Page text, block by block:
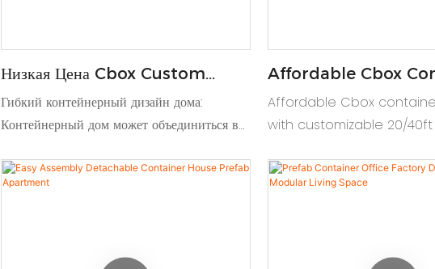
Низкая Цена Cbox Custom
Design 20ft 40ft Tiny House
Container Store Для Продажи
Гибкий контейнерный дизайн дома:
Контейнерный дом может объединиться в
жилого ， для коммерческого кафе-
магазина.
Affordable Cbox
House: Custom 20/
Designs
‌Affordable Cbox
with customizable 20/
homes, offices, or pop-